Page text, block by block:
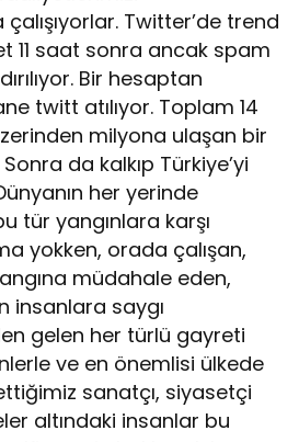
Twitter’de trend
11 saat sonra ancak spam
Bir hesaptan
twitt atılıyor. Toplam 14
milyona ulaşan bir
da kalkıp Türkiye’yi
her yerinde
tür yangınlara karşı
yokken, orada çalışan,
müdahale eden,
insanlara saygı
gelen her türlü gayreti
ve en önemlisi ülkede
sanatçı, siyasetçi
altındaki insanlar bu